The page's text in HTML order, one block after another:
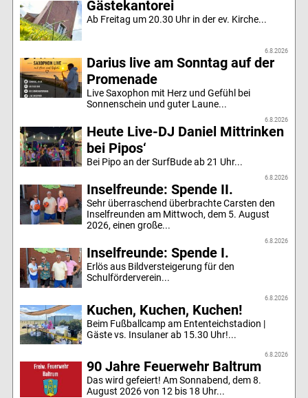
Gästekantorei
Ab Freitag um 20.30 Uhr in der ev. Kirche...
6.8.2026
Darius live am Sonntag auf der
Promenade
Live Saxophon mit Herz und Gefühl bei
Sonnenschein und guter Laune...
6.8.2026
Heute Live-DJ Daniel Mittrinken
bei Pipos‘
Bei Pipo an der SurfBude ab 21 Uhr...
6.8.2026
Inselfreunde: Spende II.
Sehr überraschend überbrachte Carsten den
Inselfreunden am Mittwoch, dem 5. August
2026, einen große...
6.8.2026
Inselfreunde: Spende I.
Erlös aus Bildversteigerung für den
Schulförderverein...
6.8.2026
Kuchen, Kuchen, Kuchen!
Beim Fußballcamp am Ententeichstadion |
Gäste vs. Insulaner ab 15.30 Uhr!...
6.8.2026
90 Jahre Feuerwehr Baltrum
Das wird gefeiert! Am Sonnabend, dem 8.
August 2026 von 12 bis 18 Uhr...